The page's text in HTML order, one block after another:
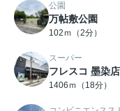
公園
万帖敷公園
102ｍ（2分）
スーパー
フレスコ 墨染店
1406ｍ（18分）